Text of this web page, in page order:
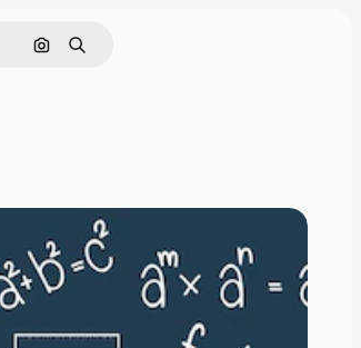
Поиск по изображению
Поиск